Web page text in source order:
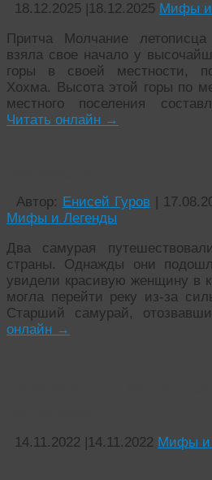
18.12.2025 18.12.2025 Мифы и
Притча Молчание
взяла свое начало у
горы в своей местности,
Хохма. Высота этой горы по
местного поселения
Читать онлайн →
Автор: Енисей Гуров
Мифы и Легенды
Два самурая
страны. Однажды они
увидели красивую женщину в
могла перейти реку из-за
Старший самурай,
онлайн →
14.11.2022 14.11.2022 Мифы и